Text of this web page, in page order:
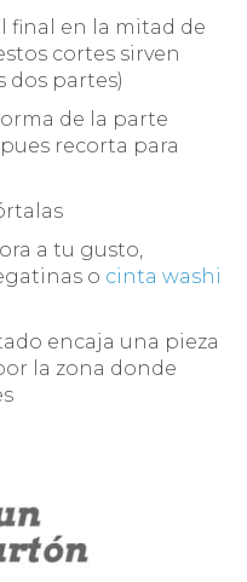
final en la mitad de
cortes sirven
dos partes)
de la parte
recorta para
a tu gusto,
o cinta washi
encaja una pieza
la zona donde